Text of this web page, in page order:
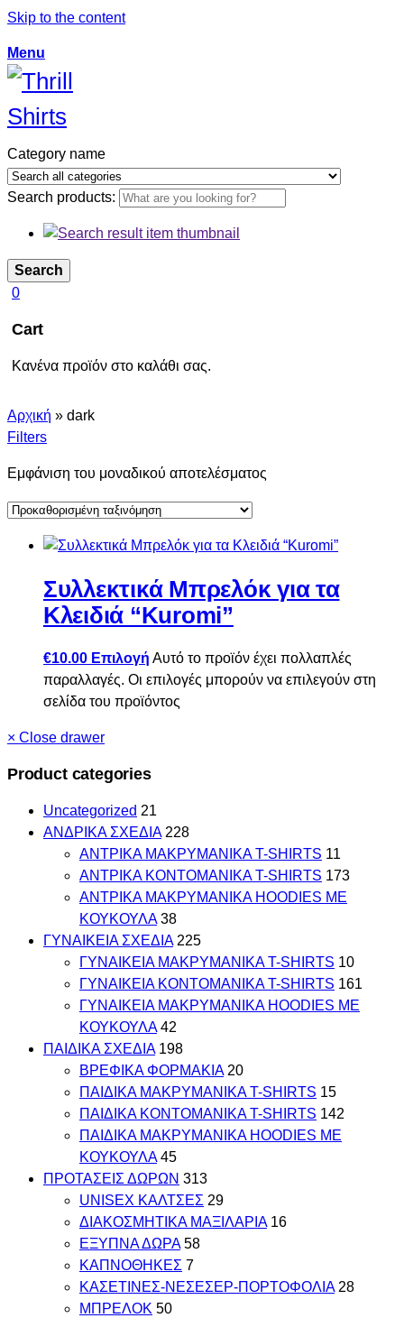
Skip to the content
Menu
Category name
Search products:
Search
0
Cart
Κανένα προϊόν στο καλάθι σας.
Αρχική » dark
Filters
Εμφάνιση του μοναδικού αποτελέσματος
Συλλεκτικά Μπρελόκ για τα
Κλειδιά “Kuromi”
€10.00 Επιλογή Αυτό το προϊόν έχει πολλαπλές
παραλλαγές. Οι επιλογές μπορούν να επιλεγούν στη
σελίδα του προϊόντος
× Close drawer
Product categories
Uncategorized 21
ΑΝΔΡΙΚΑ ΣΧΕΔΙΑ 228
ΑΝΤΡΙΚΑ MAKΡYMANIKA T-SHIRTS 11
ΑΝΤΡΙΚΑ ΚΟΝΤΟΜΑΝΙΚΑ T-SHIRTS 173
ΑΝΤΡΙΚΑ ΜΑΚΡΥΜΑΝΙΚΑ HOODIES ΜΕ
ΚΟΥΚΟΥΛΑ 38
ΓΥΝΑΙΚΕΙΑ ΣΧΕΔΙΑ 225
ΓΥΝΑΙΚΕΙΑ MAKΡYMANIKA T-SHIRTS 10
ΓΥΝΑΙΚΕΙΑ ΚΟΝΤΟΜΑΝΙΚΑ T-SHIRTS 161
ΓΥΝΑΙΚΕΙΑ ΜΑΚΡΥΜΑΝΙΚΑ HOODIES ΜΕ
ΚΟΥΚΟΥΛΑ 42
ΠΑΙΔΙΚΑ ΣΧΕΔΙΑ 198
ΒΡΕΦΙΚΑ ΦΟΡΜΑΚΙΑ 20
ΠΑΙΔΙΚΑ MAKΡYMANIKA T-SHIRTS 15
ΠΑΙΔΙΚΑ ΚΟΝΤΟΜΑΝΙΚΑ T-SHIRTS 142
ΠΑΙΔΙΚΑ ΜΑΚΡΥΜΑΝΙΚΑ HOODIES ΜΕ
ΚΟΥΚΟΥΛΑ 45
ΠΡΟΤΑΣΕΙΣ ΔΩΡΩΝ 313
UNISEX ΚΑΛΤΣΕΣ 29
ΔΙΑΚΟΣΜΗΤΙΚΑ ΜΑΞΙΛΑΡΙΑ 16
ΕΞΥΠΝΑ ΔΩΡΑ 58
ΚΑΠΝΟΘΗΚΕΣ 7
ΚΑΣΕΤΙΝΕΣ-ΝΕΣΕΣΕΡ-ΠΟΡΤΟΦΟΛΙΑ 28
ΜΠΡΕΛΟΚ 50